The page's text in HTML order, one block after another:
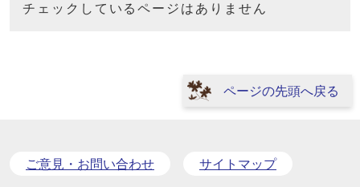
チェックしているページはありません
ページの先頭へ戻る
ご意見・お問い合わせ サイトマップ